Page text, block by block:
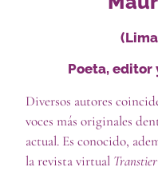
Poeta,
Diversos autores
voces más originales
actual. Es conocido,
la revista virtual